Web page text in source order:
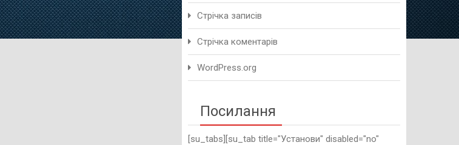
Стрічка записів
Стрічка коментарів
WordPress.org
Посилання
[su_tabs][su_tab title="Установи" disabled="no"